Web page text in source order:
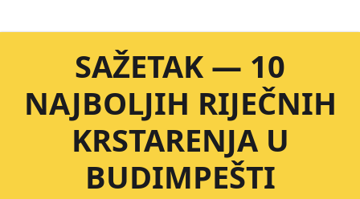
SAŽETAK — 10
NAJBOLJIH RIJEČNIH
KRSTARENJA U
BUDIMPEŠTI